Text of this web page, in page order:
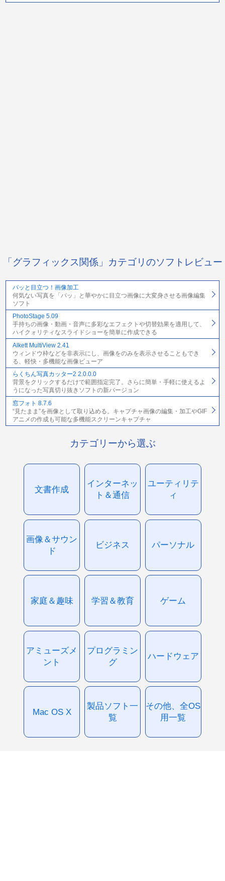
「グラフィックス関係」カテゴリのソフトレビュー
パッと目立つ！画像加工
何気ない写真を「パッ」と華やかに目立つ画像に大変身させる画像編集
ソフト
PhotoStage 5.09
手持ちの画像・動画・音声に多彩なエフェクトや切替効果を適用して、
ハイクォリティなスライドショーを簡単に作成できる
Alkett MultiView 2.41
ウィンドウ枠などを非表示にし、画像をのみを表示させることもでき
る、軽快・多機能な画像ビューア
らくちん写真カッター2 2.0.0.0
背景をクリックするだけで範囲指定完了。さらに簡単・手軽に使えるよ
うになった写真切り抜きソフトの新バージョン
窓フォト 8.7.6
“見たまま”を画像として取り込める。キャプチャ画像の編集・加工やGIF
アニメの作成も可能な多機能スクリーンキャプチャ
カテゴリーから選ぶ
文書作成
インターネッ
ト＆通信
ユーティリテ
ィ
画像＆サウン
ド
ビジネス パーソナル
家庭＆趣味 学習＆教育 ゲーム
アミューズメ
ント
プログラミン
グ
ハードウェア
Mac OS X
製品ソフト一
覧
その他、全OS
用一覧